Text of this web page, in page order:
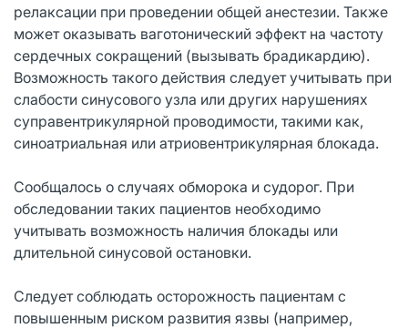
релаксации при проведении общей анестезии. Также
может оказывать ваготонический эффект на частоту
сердечных сокращений (вызывать брадикардию).
Возможность такого действия следует учитывать при
слабости синусового узла или других нарушениях
суправентрикулярной проводимости, такими как,
синоатриальная или атриовентрикулярная блокада.
Сообщалось о случаях обморока и судорог. При
обследовании таких пациентов необходимо
учитывать возможность наличия блокады или
длительной синусовой остановки.
Следует соблюдать осторожность пациентам с
повышенным риском развития язвы (например,